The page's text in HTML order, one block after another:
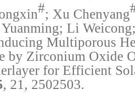
#; Xu Chenyang
Li
Multiporous
by Zirconium Oxide
for Efficient
, 21, 2502503.